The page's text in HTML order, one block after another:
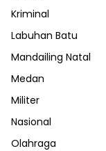
Kriminal
Labuhan Batu
Mandailing Natal
Medan
Militer
Nasional
Olahraga